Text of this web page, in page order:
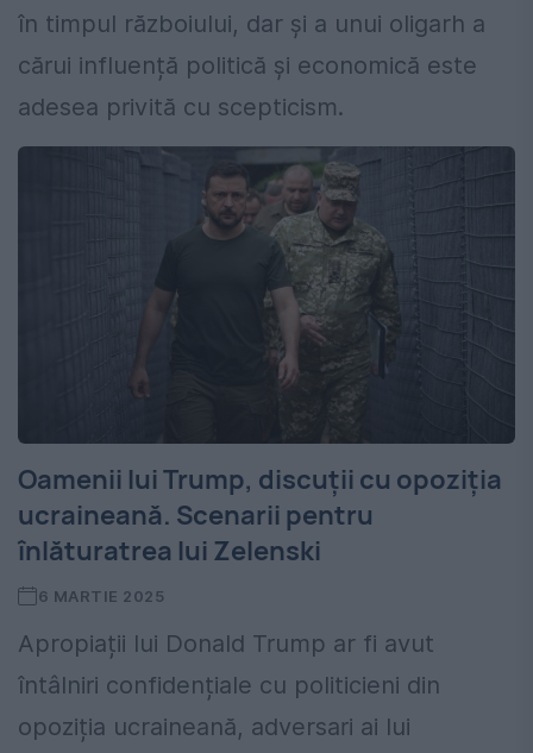
în timpul războiului, dar și a unui oligarh a
cărui influență politică și economică este
adesea privită cu scepticism.
Oamenii lui Trump, discuții cu opoziția
ucraineană. Scenarii pentru
înlăturatrea lui Zelenski
6 MARTIE 2025
Apropiații lui Donald Trump ar fi avut
întâlniri confidențiale cu politicieni din
opoziția ucraineană, adversari ai lui